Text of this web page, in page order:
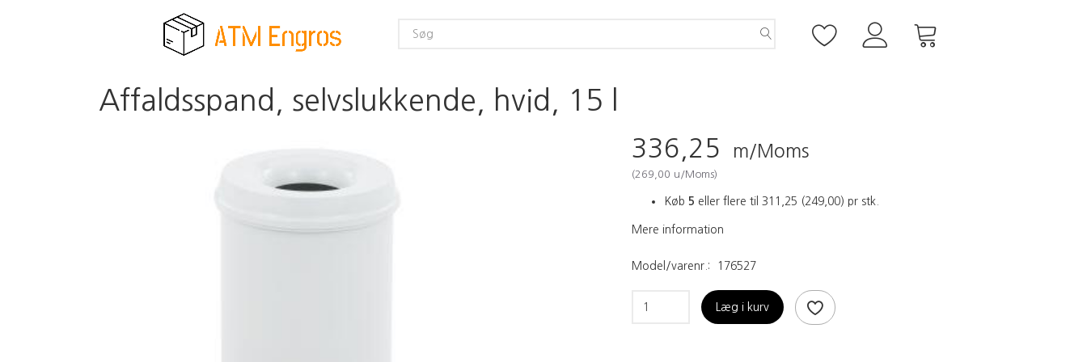
Affaldsspand, selvslukkende, hvid, 15 l
336,25 m/Moms
(269,00 u/Moms)
Køb 5 eller flere til311,25 (249,00) pr stk.
Mere information
Model/varenr.: 176527
Læg i kurv